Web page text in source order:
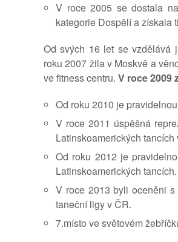
V roce 2005 se dostala
kategorie Dospělí a získala
Od svých 16 let se vzdělává
roku 2007 žila v Moskvě a
ve fitness centru. V roce 2009
Od roku 2010 je
V roce 2011 úspěšná
Latinskoamerických tancích
Od roku 2012 je
Latinskoamerických tancích.
V roce 2013 byli oceněni
taneční ligy v ČR.
7.místo ve světovém